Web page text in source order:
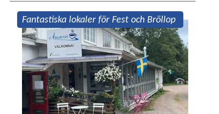
Fantastiska lokaler för Fest och Bröllop